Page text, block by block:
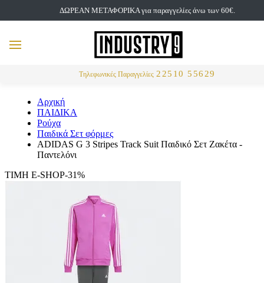
ΔΩΡΕΑΝ ΜΕΤΑΦΟΡΙΚΑ για παραγγελίες άνω των 60€.
Τηλεφωνικές Παραγγελίες 22510 55629
MENU
Αρχική
ΠΑΙΔΙΚΑ
Ρούχα
Παιδικά Σετ φόρμες
ADIDAS G 3 Stripes Track Suit Παιδικό Σετ Ζακέτα -
Παντελόνι
ΤΙΜΗ E-SHOP-31%